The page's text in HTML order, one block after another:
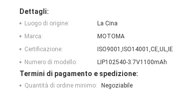
Dettagli:
Luogo di origine:
La Cina
Marca:
MOTOMA
Certificazione:
Numero di modello:
LIP102540-3.7V1100mAh
Termini di pagamento e spedizione:
Quantità di ordine minimo:
Negoziabile